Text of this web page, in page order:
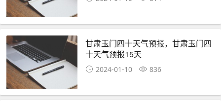
甘肃玉门四十天气预报，甘肃玉门四
十天气预报15天
2024-01-10 836